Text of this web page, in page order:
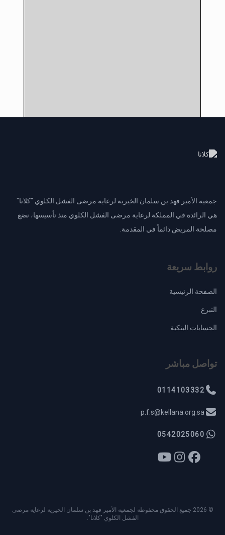
جمعية الأمير فهد بن سلمان الخيرية لرعاية مرضى الفشل الكلوي "كلانا"
هي الرائدة في المملكة لرعاية مرضى الفشل الكلوي منذ تأسيسها، نضع
مصلحة المريض دائماً في المقدمة.
روابط سريعة
الصفحة الرئيسية
التبرع
الحسابات البنكية
تواصل مباشر
0114103332
p.f.s@kellana.org.sa
0542025060
© 2026 جميع الحقوق محفوظة لجمعية الأمير فهد بن سلمان الخيرية لرعاية مرضى
الفشل الكلوي "كلانا".